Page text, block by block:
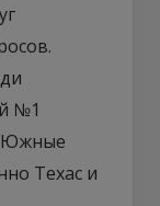
№1
Южные
Техас и